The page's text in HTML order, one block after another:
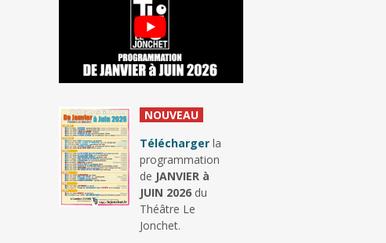
NOUVEAU
Télécharger la
programmation
de JANVIER à
JUIN 2026 du
Théâtre Le
Jonchet.